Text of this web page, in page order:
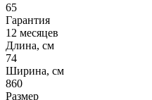
65
Гарантия
12 месяцев
Длина, см
74
Ширина, см
860
Размер